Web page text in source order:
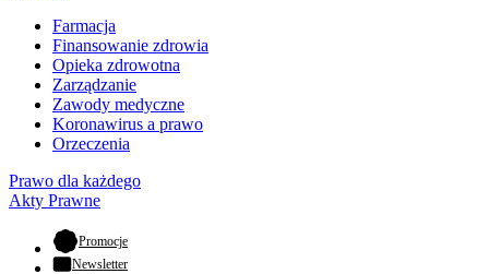
Farmacja
Finansowanie zdrowia
Opieka zdrowotna
Zarządzanie
Zawody medyczne
Koronawirus a prawo
Orzeczenia
Prawo dla każdego
Akty Prawne
Promocje- otwiera się w nowej karcie
Newsletter